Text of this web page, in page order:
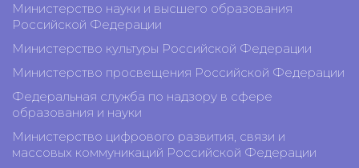
Министерство науки и высшего образования
Российской Федерации
Министерство культуры Российской Федерации
Министерство просвещения Российской Федерации
Федеральная служба по надзору в сфере
образования и науки
Министерство цифрового развития, связи и
массовых коммуникаций Российской Федерации